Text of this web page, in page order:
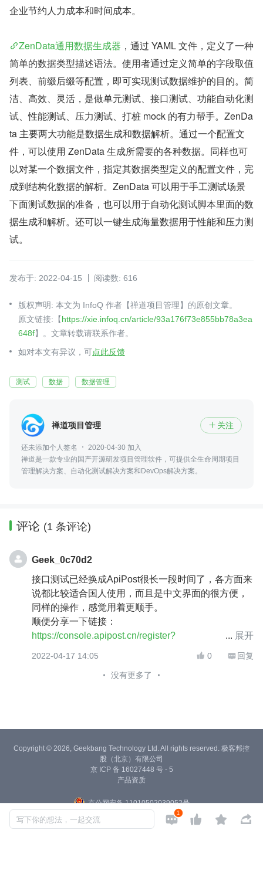
企业节约人力成本和时间成本。
ZenData通用数据生成器 ，通过 YAML 文件，定义了一种
简单的数据类型描述语法。使用者通过定义简单的字段取值
列表、前缀后缀等配置，即可实现测试数据维护的目的。简
洁、高效、灵活，是做单元测试、接口测试、功能自动化测
试、性能测试、压力测试、打桩 mock 的有力帮手。ZenDa
ta 主要两大功能是数据生成和数据解析。通过一个配置文
件，可以使用 ZenData 生成所需要的各种数据。同样也可
以对某一个数据文件，指定其数据类型定义的配置文件，完
成到结构化数据的解析。ZenData 可以用于手工测试场景
下面测试数据的准备，也可以用于自动化测试脚本里面的数
据生成和解析。还可以一键生成海量数据用于性能和压力测
试。
发布于: 2022-04-15 阅读数: 616
版权声明: 本文为 InfoQ 作者【禅道项目管理】的原创文章。
原文链接:【https://xie.infoq.cn/article/93a176f73e855bb78a3ea
648f】。文章转载请联系作者。
如对本文有异议，可点此反馈
测试 数据 数据管理
禅道项目管理  关注
还未添加个人签名
2020-04-30 加入
禅道是一款专业的国产开源研发项目管理软件，可提供全生命周期项目
管理解决方案、自动化测试解决方案和DevOps解决方案。
评论 (1 条评论)
Geek_0c70d2
接口测试已经换成ApiPost很长一段时间了，各方面来
说都比较适合国人使用，而且是中文界面的很方便，
同样的操作，感觉用着更顺手。
顺便分享一下链接：
https://console.apipost.cn/register?
展开
2022-04-17 14:05  0  回复
没有更多了
写下你的想法，一起交流 
1   
Copyright © 2026, Geekbang Technology Ltd. All rights reserved. 极客邦控
股（北京）有限公司
京 ICP 备 16027448 号 - 5
产品资质
京公网安备 11010502039052号